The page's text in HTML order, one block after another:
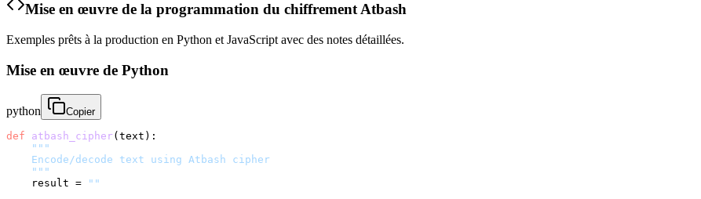
Mise en œuvre de la programmation du chiffrement Atbash
Exemples prêts à la production en Python et JavaScript avec des notes détaillées.
Mise en œuvre de Python
python Copier
def atbash_cipher(text ):
"""
    Encode/decode text using Atbash cipher
    """
    result =
""